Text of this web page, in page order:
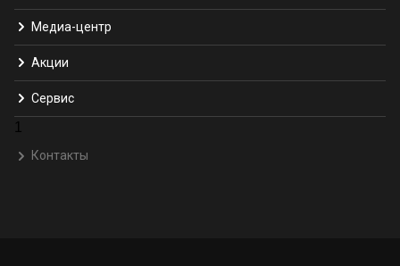
Медиа-центр
Акции
Сервис
1
Контакты